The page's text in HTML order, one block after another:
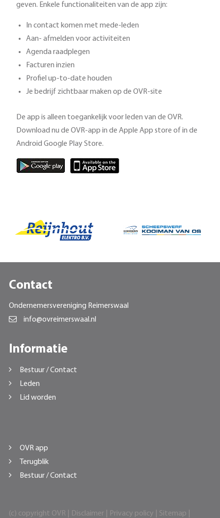
geven. Enkele functionaliteiten van de app zijn:
In contact komen met mede-leden
Aan- afmelden voor activiteiten
Agenda raadplegen
Facturen inzien
Profiel up-to-date houden
Je bedrijf zichtbaar maken op de OVR-site
De app is alleen toegankelijk voor leden van de OVR.
Download nu de OVR-app in de Apple App store of in de
Android Google Play Store.
Contact
Ondernemersvereniging Reimerswaal
info@ovreimerswaal.nl
Informatie
Bestuur / Contact
Leden
Lid worden
OVR app
Terugblik
Bestuur / Contact
(c) copyright OVR | Disclaimer| Privacy policy Sitemap